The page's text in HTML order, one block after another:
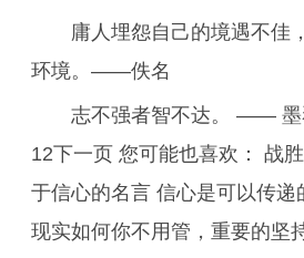
庸人埋怨自己的境遇不佳
环境。——佚名
志不强者智不达。 —— 墨
12下一页 您可能也喜欢： 战
于信心的名言 信心是可以传递
现实如何你不用管，重要的坚